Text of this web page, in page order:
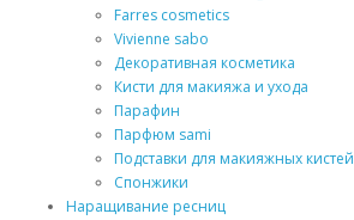
Farres cosmetics
Vivienne sabo
Декоративная косметика
Кисти для макияжа и ухода
Парафин
Парфюм sami
Подставки для макияжных кистей
Спонжики
Наращивание ресниц